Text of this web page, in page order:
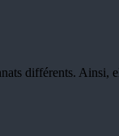
différents. Ainsi,